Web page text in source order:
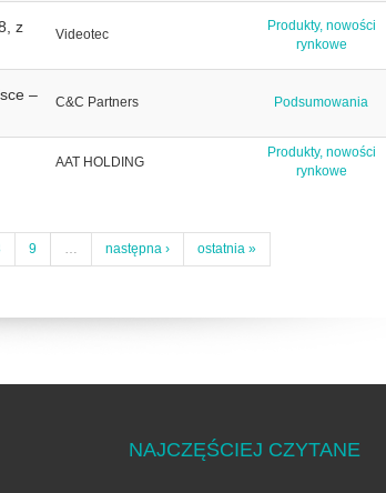
z
Videotec
Produkty, nowości
rynkowe
–
C&C Partners Podsumowania
AAT HOLDING
Produkty, nowości
rynkowe
9 … następna › ostatnia »
NAJCZĘŚCIEJ CZYTANE